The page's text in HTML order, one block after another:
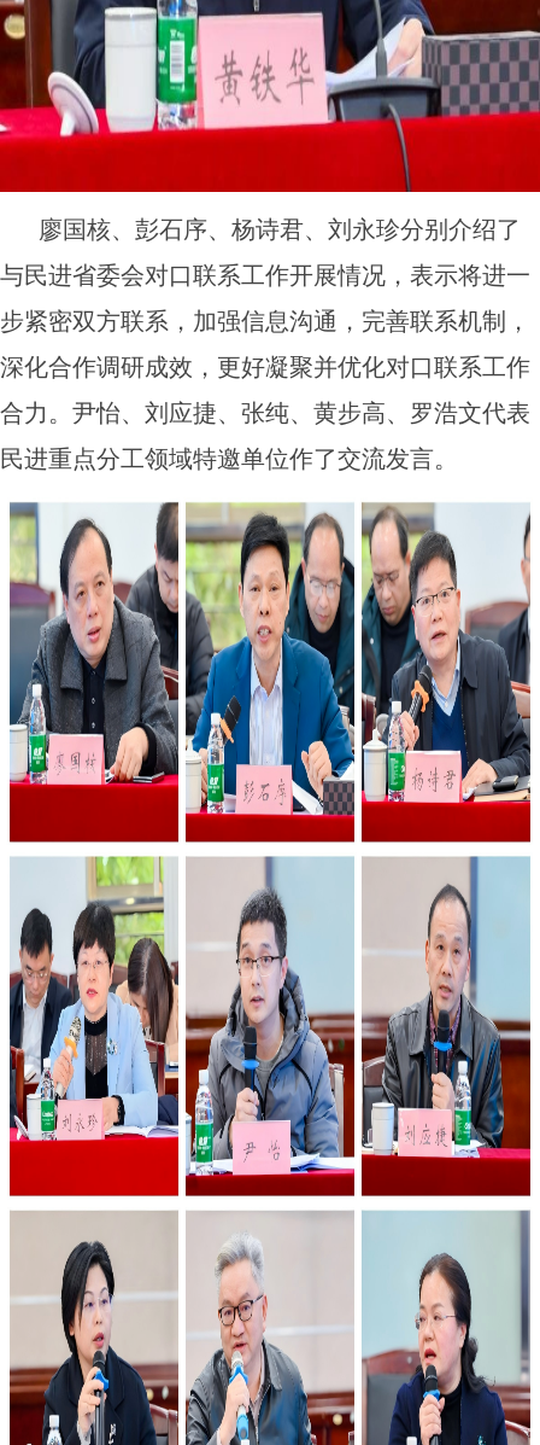
廖国核、彭石序、杨诗君、刘永珍分别介绍了
与民进省委会对口联系工作开展情况，表示将进一
步紧密双方联系，加强信息沟通，完善联系机制，
深化合作调研成效，更好凝聚并优化对口联系工作
合力。尹怡、刘应捷、张纯、黄步高、罗浩文代表
民进重点分工领域特邀单位作了交流发言。